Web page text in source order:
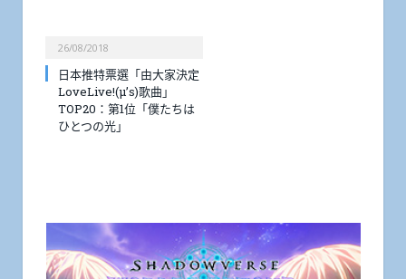
26/08/2018
日本推特票選「由大家決定
LoveLive!(μ’s)歌曲」
TOP20：第1位「僕たちは
ひとつの光」